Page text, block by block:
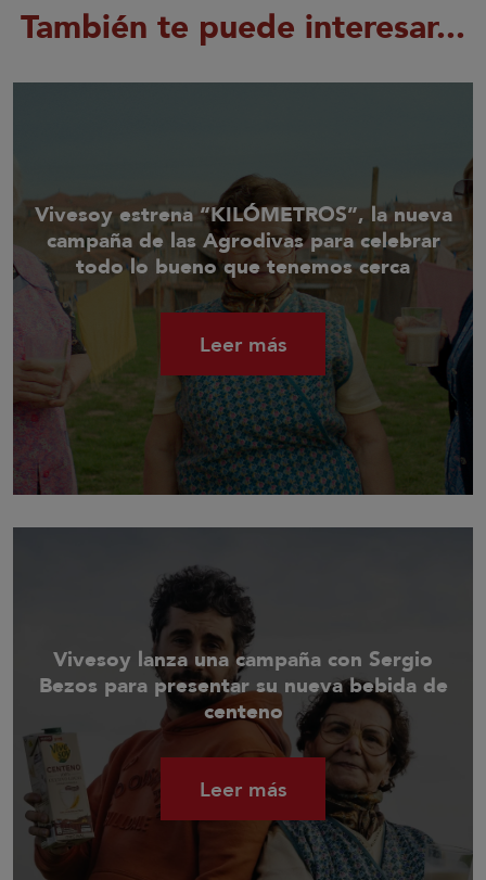
También te puede interesar...
Vivesoy estrena “KILÓMETROS”, la nueva
campaña de las Agrodivas para celebrar
todo lo bueno que tenemos cerca
Leer más
Vivesoy lanza una campaña con Sergio
Bezos para presentar su nueva bebida de
centeno
Leer más